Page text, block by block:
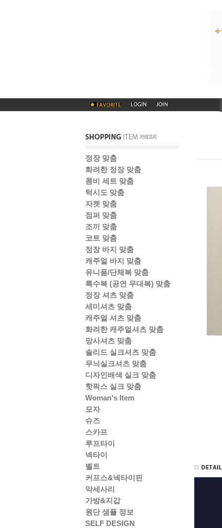
정장 맞춤
화려한 정장 맞춤
콤비 세트 맞춤
턱시도 맞춤
자켓 맞춤
점퍼 맞춤
조끼 맞춤
코트 맞춤
정장 바지 맞춤
캐주얼 바지 맞춤
유니폼/단체복 맞춤
특수복 (공연 무대복) 맞춤
정장 셔츠 맞춤
세미셔츠 맞춤
캐주얼 셔츠 맞춤
화려한 캐주얼셔츠 맞춤
망사셔츠 맞춤
솔리드 실크셔츠 맞춤
무늬실크셔츠 맞춤
디자인배색 실크 맞춤
핫픽스 실크 맞춤
Woman's Item
모자
슈즈
스카프
루프타이
넥타이
벨트
커프스&넥타이핀
악세사리
가방&지갑
원단 샘플 정보
SELF DESIGN